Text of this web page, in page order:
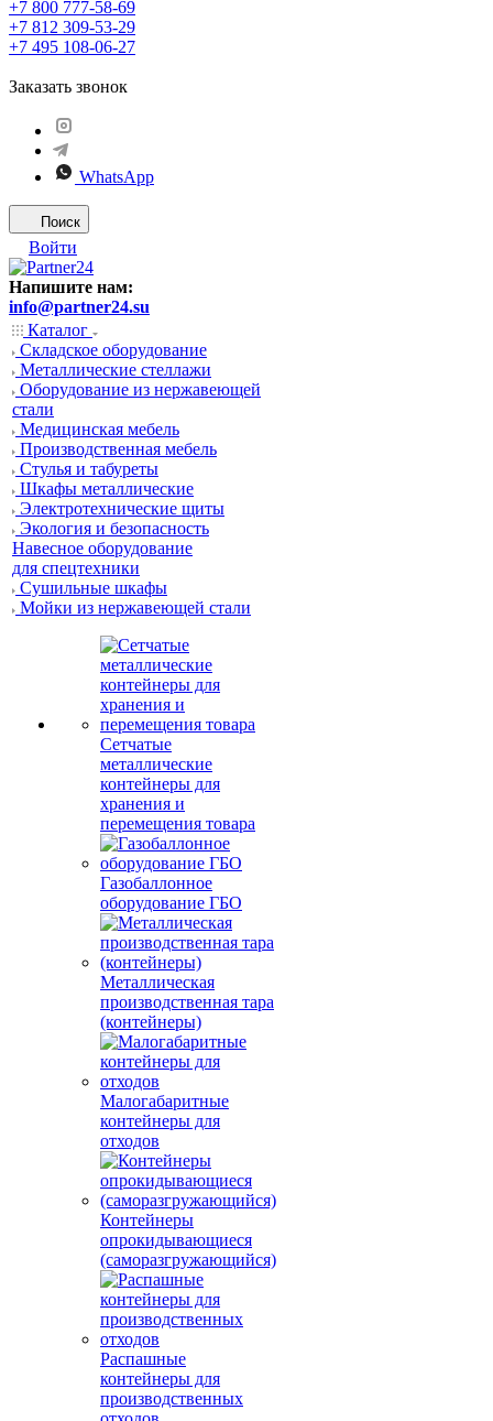
+7 800 777-58-69
+7 812 309-53-29
+7 495 108-06-27
Заказать звонок
WhatsApp
Поиск
Войти
Напишите нам:
info@partner24.su
Каталог
Складское оборудование
Металлические стеллажи
Оборудование из нержавеющей
стали
Медицинская мебель
Производственная мебель
Стулья и табуреты
Шкафы металлические
Электротехнические щиты
Экология и безопасность
Навесное оборудование
для спецтехники
Сушильные шкафы
Мойки из нержавеющей стали
Сетчатые
металлические
контейнеры для
хранения и
перемещения товара
Газобаллонное
оборудование ГБО
Металлическая
производственная тара
(контейнеры)
Малогабаритные
контейнеры для
отходов
Контейнеры
опрокидывающиеся
(саморазгружающийся)
Распашные
контейнеры для
производственных